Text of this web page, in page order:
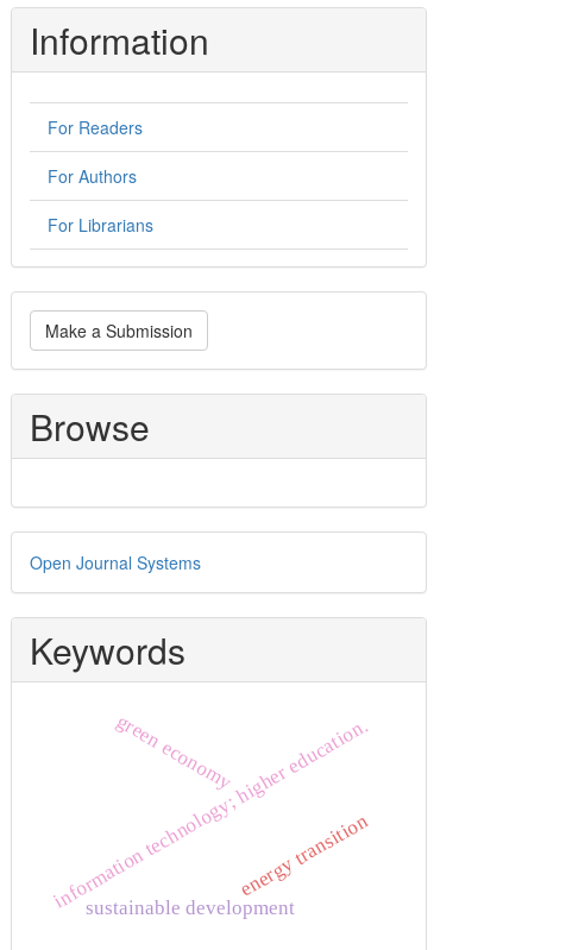
Information
For Readers
For Authors
For Librarians
Make
a
Submission
Make a Submission
Browse
Developed
By
Open Journal Systems
Keywords
information technology; higher education.
energy transition
green economy
sustainable development